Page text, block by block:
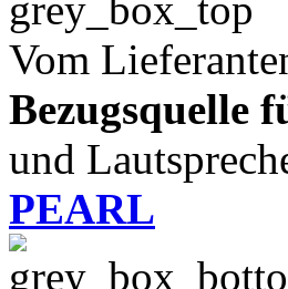
Vom
Bezugsquelle
und
PEARL